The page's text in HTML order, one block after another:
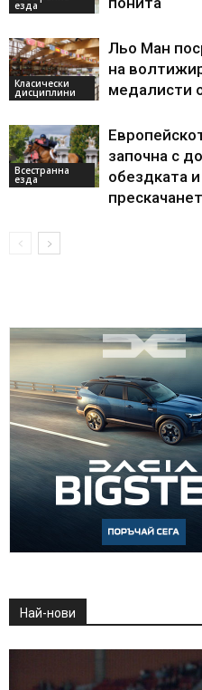
езда
Класически
дисциплини
Льо Ман
на
медалисти
Всестранна
езда
започна с
обездката
Най-нови